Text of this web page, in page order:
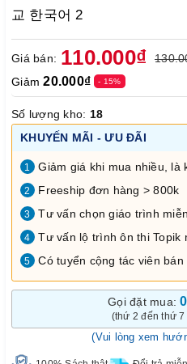
교 한국어 2
Giá bán: 110.000₫
Giảm20.000₫ - 15%
Số lượng kho: 18
KHUYẾN MÃI - ƯU ĐÃI
1 Giảm giá khi mua nhiều, là
2 Freeship đơn hàng > 800k
3 Tư vấn chọn giáo trình
4 Tư vấn lộ trình ôn thi Topik
5 Có tuyển cộng tác viên bán
Gọi đặt mua:
(thứ 2 đến thứ
(Vui lòng xem